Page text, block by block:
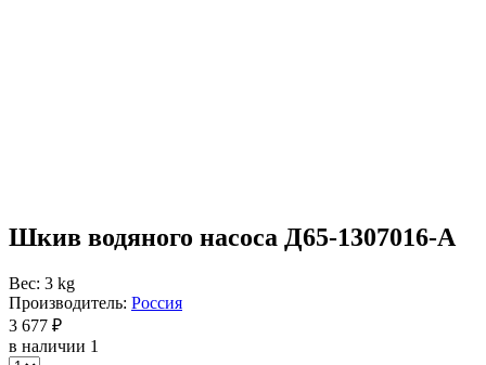
Шкив водяного насоса Д65-1307016-А
Вес: 3 kg
Производитель: Россия
3 677 ₽
в наличии 1